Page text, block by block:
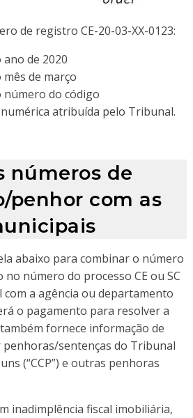
de registro CE-20-03-XX-0123:
de 2020
de março
número do código
atribuída pelo Tribunal.
números de
penhor com as
abaixo para combinar o número
número do processo CE ou SC
a agência ou departamento
o pagamento para resolver a
fornece informação de
sentenças do Tribunal
(“CCP”) e outras penhoras
inadimplência fiscal imobiliária,